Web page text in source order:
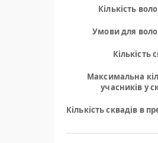
Кількість
Умови для
Кількість
Максимальна
учасників у
Кількість сквадів в